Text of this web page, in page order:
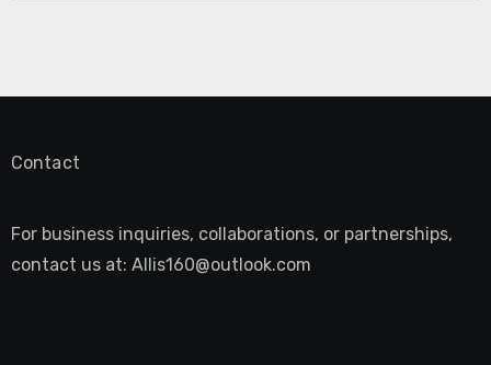
Contact
For business inquiries, collaborations, or partnerships,
contact us at: Allis160@outlook.com